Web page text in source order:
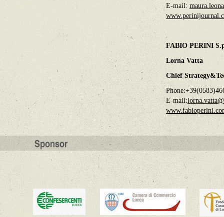
E-mail:
FABIO PERINI
Lorna Vatta
Chief
E-mail: